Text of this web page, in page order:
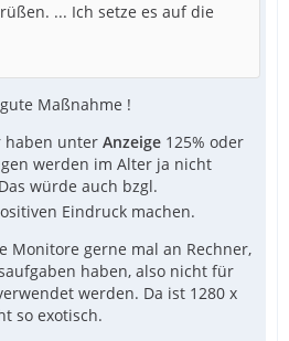
... Ich setze es auf die
Maßnahme !
haben unter Anzeige 125% oder
werden im Alter ja nicht
würde auch bzgl.
Eindruck machen.
Monitore gerne mal an Rechner,
haben, also nicht für
werden. Da ist 1280 x
so exotisch.